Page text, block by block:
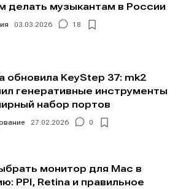
делать музыкантам в России
03.03.2026 18
обновила KeyStep 37: mk2
генеративные инструменты
набор портов
27.02.2026 0
монитор для Mac в
PPI, Retina и правильное